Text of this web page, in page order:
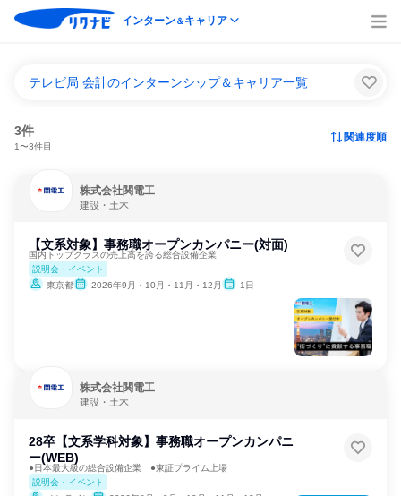
インターン＆キャリア
テレビ局 会計のインターンシップ＆キャリア一覧
3件
1〜3件目
関連度順
株式会社関電工
建設・土木
【文系対象】事務職オープンカンパニー(対面)
国内トップクラスの売上高を誇る総合設備企業
説明会・イベント
東京都
2026年9月・10月・11月・12月 1日
株式会社関電工
建設・土木
28卒【文系学科対象】事務職オープンカンパニ
ー(WEB)
●日本最大級の総合設備企業 ●東証プライム上場
説明会・イベント